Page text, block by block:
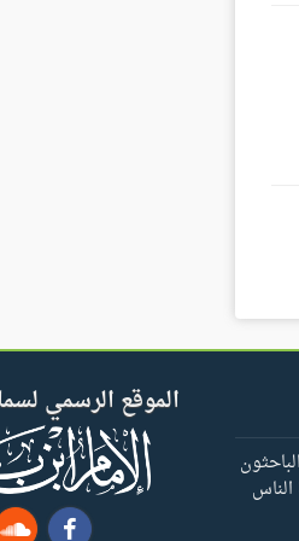
الموقع الرسمي